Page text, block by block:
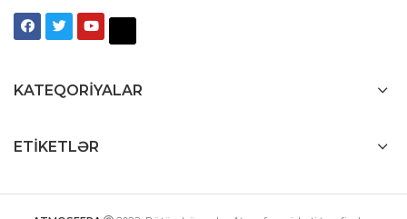
KATEQORIYALAR
ETIKETLƏR